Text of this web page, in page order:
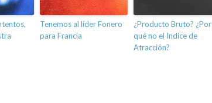
Tenemos al líder Fonero
para Francia
¿Producto Bruto? ¿Por
qué no el Indice de
Atracción?